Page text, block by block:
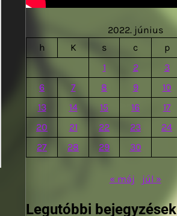
2022. június
h
K s c p
1
2 3
6
7 8 9 10
13
14 15 16 17
20
21 22 23 24
27
28 29 30
« máj júl »
Legutóbbi bejegyzések